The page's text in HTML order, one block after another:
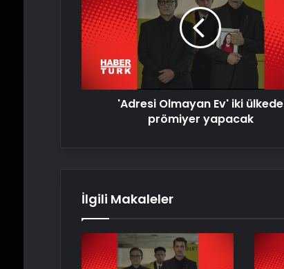
iki
ülkede
prömiyer
yapacak
'Adresi Olmayan Ev' iki ülkede
prömiyer yapacak
İlgili Makaleler